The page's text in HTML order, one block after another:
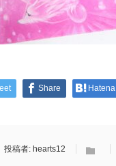
Share Hatena
投稿者: hearts12